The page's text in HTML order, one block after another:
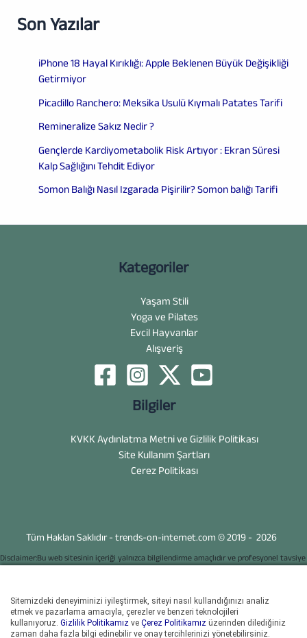
Son Yazılar
iPhone 18 Hayal Kırıklığı: Apple Beklenen Büyük Değişikliği
Getirmiyor
Picadillo Ranchero: Meksika Usulü Kıymalı Patates Tarifi
Remineralize Sakız Nedir ?
Gençlerde Kardiyometabolik Risk Artıyor : Ekran Süresi
Kalp Sağlığını Tehdit Ediyor
Somon Balığı Nasıl Izgarada Pişirilir? Somon balığı Tarifi
Kategoriler
Yaşam Stili
Yoga ve Pilates
Evcil Hayvanlar
Alışveriş
Bilgiler
KVKK Aydınlatma Metni ve Gizlilik Politikası
Site Kullanım Şartları
Cerez Politikası
Tüm Hakları Saklıdır - trends-on-internet.com © 2019 - 2026
Disclaimer:Bu web sitesinin içeriği yalnızca bilgilendirme amaçlıdır ve profesyonel tavsiye
doğru, eksiksiz veya güncel olduğuna dair hiçbir garanti verilemez. Web sitesi sahibi ve
yazarları, bu web sitesindeki bilgilerin kullanımından veya uygulanmasından kaynaklanan
her türlü kayıp, hasar veya yaralanmaya ilişkin hiçbir sorumluluk kabul etmez. Okuyucular
Sitemizdeki deneyiminizi iyileştirmek, siteyi nasıl kullandığınızı analiz
etmek ve pazarlama amacıyla, çerezler ve benzeri teknolojileri
kullanıyoruz. Gizlilik Politikamız ve Çerez Politikamız üzerinden dilediğiniz
zaman daha fazla bilgi edinebilir ve onay tercihlerinizi yönetebilirsiniz.